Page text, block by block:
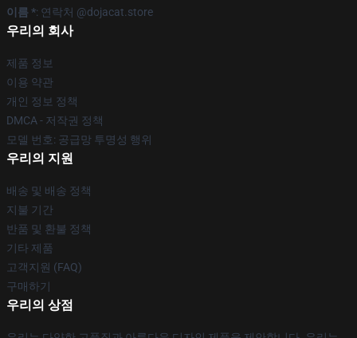
이름 *: 연락처 @dojacat.store
우리의 회사
제품 정보
이용 약관
개인 정보 정책
DMCA - 저작권 정책
모델 번호: 공급망 투명성 행위
우리의 지원
배송 및 배송 정책
지불 기간
반품 및 환불 정책
기타 제품
고객지원 (FAQ)
구매하기
우리의 상점